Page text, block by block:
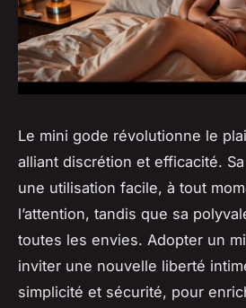
Le mini gode révolutionne le
alliant discrétion et efficacité.
une utilisation facile, à tout
l’attention, tandis que sa
toutes les envies. Adopter un
inviter une nouvelle liberté
simplicité et sécurité, pour